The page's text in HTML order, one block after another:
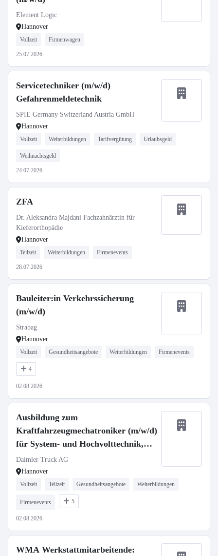
Element Logic
Hannover
Vollzeit Firmenwagen
25.07.2026
Servicetechniker (m/w/d)
Gefahrenmeldetechnik
SPIE Germany Switzerland Austria GmbH
Hannover
Vollzeit Weiterbildungen Tarifvergütung Urlaubsgeld
Weihnachtsgeld
24.07.2026
ZFA
Dr. Aleksandra Majdani Fachzahnärztin für
Kieferorthopädie
Hannover
Teilzeit Weiterbildungen Firmenevents
28.07.2026
Bauleiter:in Verkehrssicherung
(m/w/d)
Strabag
Hannover
Vollzeit Gesundheitsangebote Weiterbildungen Firmenevents
4
02.08.2026
Ausbildung zum
Kraftfahrzeugmechatroniker (m/w/d)
für System- und Hochvolttechnik,
Daimler Truck AG
Daimler Truck AG
Hannover
Vollzeit Teilzeit Gesundheitsangebote Weiterbildungen
Firmenevents 5
02.08.2026
WMA Werkstattmitarbeitende: